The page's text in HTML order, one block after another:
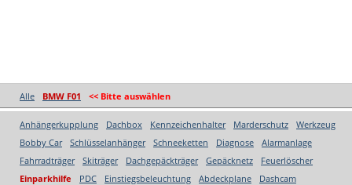
Alle BMW F01 << Bitte auswählen
Anhängerkupplung Dachbox Kennzeichenhalter Marderschutz
Werkzeug
Bobby Car
Schlüsselanhänger Schneeketten Diagnose
Alarmanlage
Fahrradträger
Skiträger Dachgepäckträger Gepäcknetz
Feuerlöscher
Einparkhilfe
PDC Einstiegsbeleuchtung Abdeckplane Dashcam